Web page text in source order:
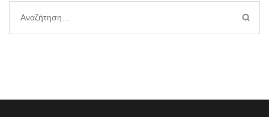
Αναζήτηση
για: